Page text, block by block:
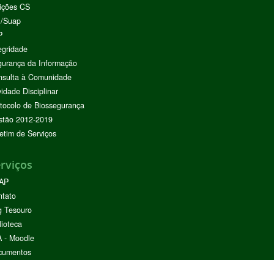
CS
Suap
da Informação
à Comunidade
Disciplinar
de Biossegurança
2012-2019
de Serviços
Tesouro
- Moodle